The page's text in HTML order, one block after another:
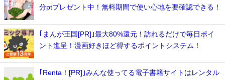
分ptプレゼント中！無料期間で使い心地を要確認できる！
｢まんが王国[PR]｣最大80%還元！訪れるだけで毎日ポイ
ント進呈！漫画好きほど得するポイントシステム！
｢Renta！[PR]｣みんな使ってる電子書籍サイトはレンタル